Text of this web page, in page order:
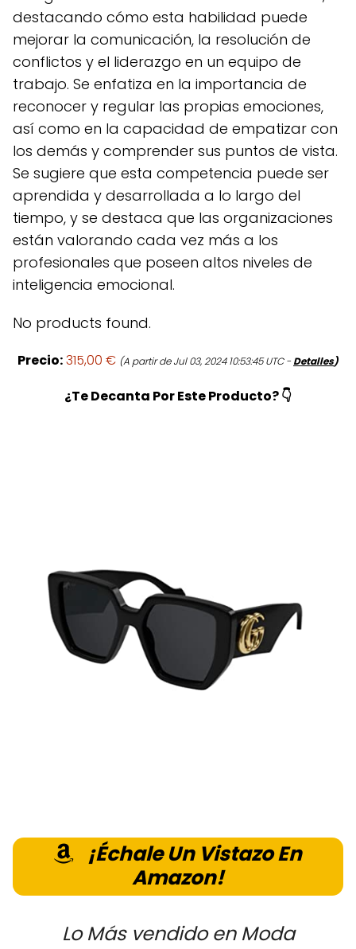
destacando cómo esta habilidad puede
mejorar la comunicación, la resolución de
conflictos y el liderazgo en un equipo de
trabajo. Se enfatiza en la importancia de
reconocer y regular las propias emociones,
así como en la capacidad de empatizar con
los demás y comprender sus puntos de vista.
Se sugiere que esta competencia puede ser
aprendida y desarrollada a lo largo del
tiempo, y se destaca que las organizaciones
están valorando cada vez más a los
profesionales que poseen altos niveles de
inteligencia emocional.
No products found.
Precio:315,00 € (A partir de Jul 03, 2024 10:53:45 UTC -Detalles)
¿Te Decanta Por Este Producto? 👇
¡Échale Un Vistazo En
Amazon!
Lo Más vendido en Moda